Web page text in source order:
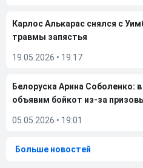
Карлос Алькарас снялся с
травмы запястья
19.05.2026 • 19:17
Белоруска Арина Соболенко:
объявим бойкот из-за
05.05.2026 • 19:01
Больше новостей